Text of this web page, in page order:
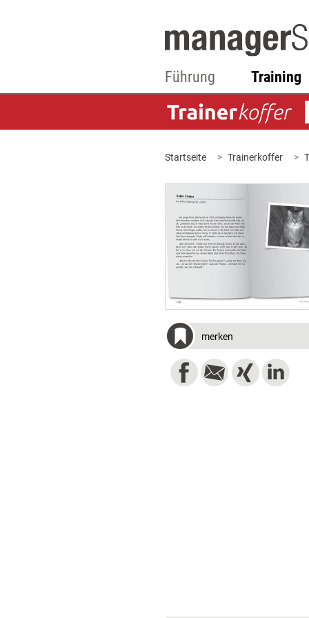
Führung Training
Startseite Trainerkoffer
merken